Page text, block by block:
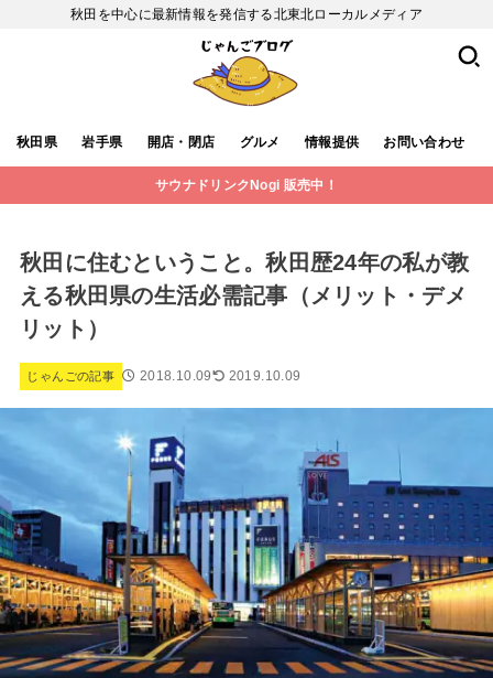
秋田を中心に最新情報を発信する北東北ローカルメディア
秋田県 岩手県 開店・閉店 グルメ 情報提供 お問い合わせ
サウナドリンクNogi 販売中！
秋田に住むということ。秋田歴24年の私が教
える秋田県の生活必需記事（メリット・デメ
リット）
じゃんごの記事 2018.10.09 2019.10.09